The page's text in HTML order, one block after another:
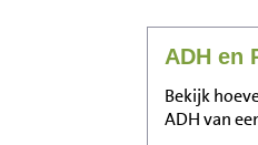
ADH en
Bekijk
ADH van